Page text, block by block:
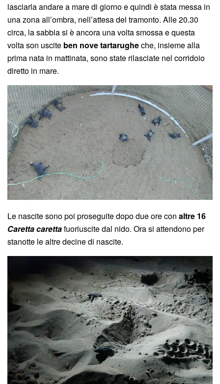
lasciarla andare a mare di giorno e quindi è stata messa in
una zona all’ombra, nell’attesa del tramonto. Alle 20.30
circa, la sabbia si è ancora una volta smossa e questa
volta son uscite ben nove tartarugheche, insieme alla
prima nata in mattinata, sono state rilasciate nel corridoio
diretto in mare.
Le nascite sono poi proseguite dopo due ore con altre 16
Caretta carettafuoriuscite dal nido. Ora si attendono per
stanotte le altre decine di nascite.